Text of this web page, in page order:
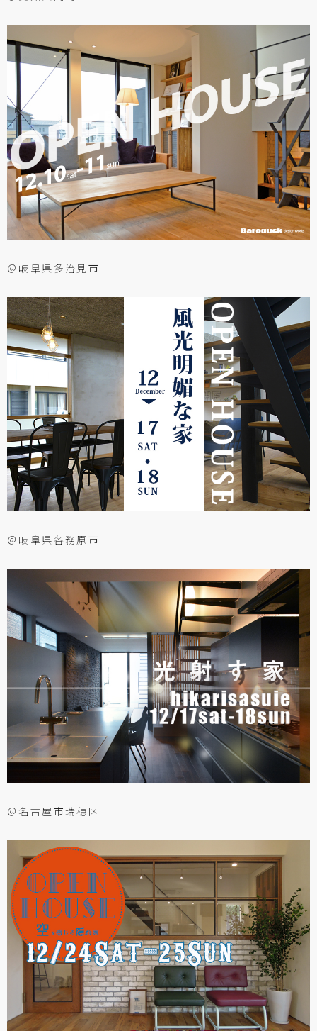
＠岐阜県多治見市
＠岐阜県各務原市
＠名古屋市瑞穂区